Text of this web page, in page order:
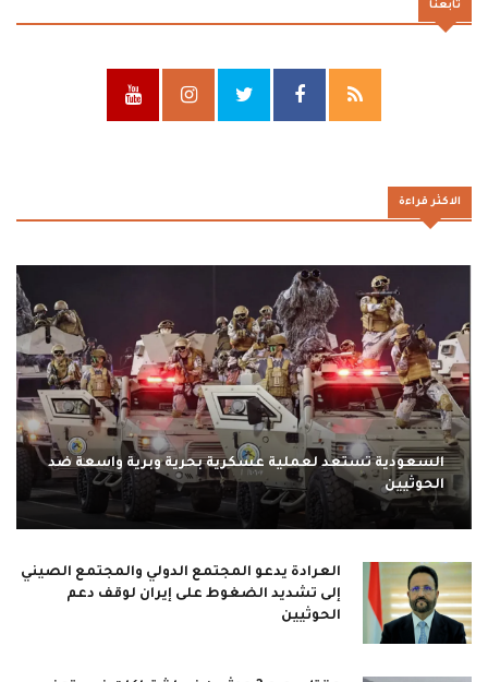
تابعنا
الاكثر قراءة
السعودية تستعد لعملية عسكرية بحرية وبرية واسعة ضد
الحوثيين
العرادة يدعو المجتمع الدولي والمجتمع الصيني
إلى تشديد الضغوط على إيران لوقف دعم
الحوثيين